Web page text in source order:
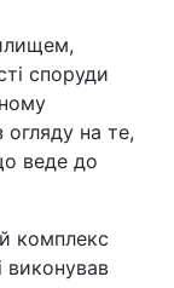
споруди
на те,
веде до
комплекс
виконував